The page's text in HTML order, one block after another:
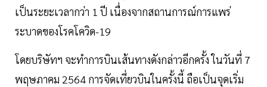
เป็นระยะเวลากว่า 1 ปี เนื่องจากสถานการณ์การแพร่
ระบาดของโรคโควิด-19
โดยบริษัทฯ จะทำการบินเส้นทางดังกล่าวอีกครั้ง ในวันที่ 7
พฤษภาคม 2564 การจัดเที่ยวบินในครั้งนี้ ถือเป็นจุดเริ่ม